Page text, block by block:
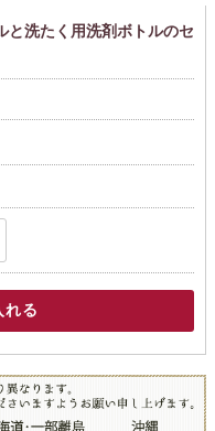
と洗たく用洗剤ボトルのセ